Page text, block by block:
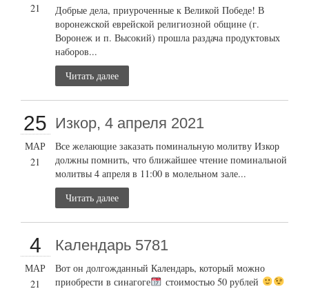
21
Добрые дела, приуроченные к Великой Победе! В
воронежской еврейской религиозной общине (г.
Воронеж и п. Высокий) прошла раздача продуктовых
наборов...
Читать далее
25
МАР
21
Изкор, 4 апреля 2021
Все желающие заказать поминальную молитву Изкор
должны помнить, что ближайшее чтение поминальной
молитвы 4 апреля в 11:00 в молельном зале...
Читать далее
4
МАР
21
Календарь 5781
Вот он долгожданный Календарь, который можно
приобрести в синагоге
стоимостью 50 рублей